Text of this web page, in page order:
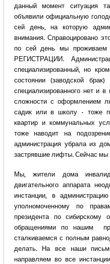
данный момент ситуация
объявили официальную
сей день, на которую
внимания. Справоцировано
по сей день мы
РЕГИСТРАЦИИ.
специализированный, но
состоянии (заводской
специализированного нет и
сложности с оформлением
садик или в школу - тоже
квартир и коммунальных
тоже наводит на
администрация убрала из
застрявшие лифты. Сейчас мы
Мы, жители дома
двигательного аппарата
инстанции, в
уполномоченному по
президента по
обращениями по нашим
сталкиваемся с полным
делать. На все наши
направляем во все